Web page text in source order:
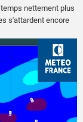
nettement plus
s'attardent encore